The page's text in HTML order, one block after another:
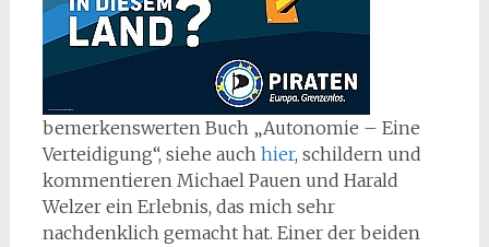
bemerkenswerten Buch „Autonomie – Eine
Verteidigung“, siehe auch hier, schildern und
kommentieren Michael Pauen und Harald
Welzer ein Erlebnis, das mich sehr
nachdenklich gemacht hat. Einer der beiden